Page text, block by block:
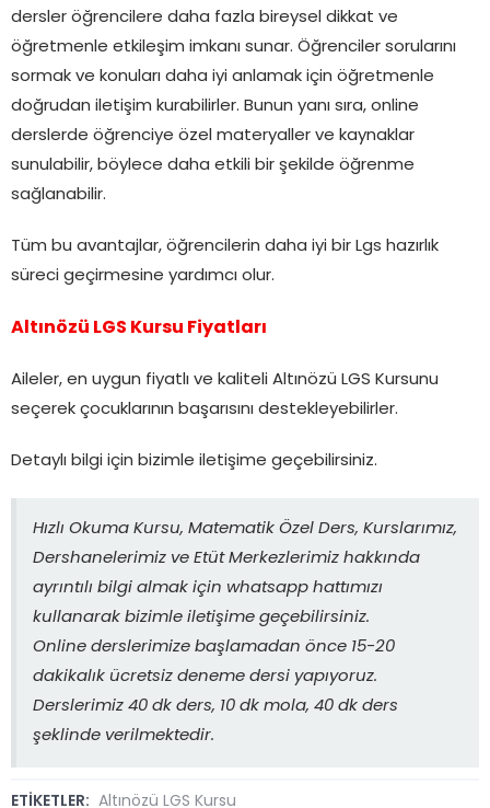
dersler öğrencilere daha fazla bireysel dikkat ve
öğretmenle etkileşim imkanı sunar. Öğrenciler sorularını
sormak ve konuları daha iyi anlamak için öğretmenle
doğrudan iletişim kurabilirler. Bunun yanı sıra, online
derslerde öğrenciye özel materyaller ve kaynaklar
sunulabilir, böylece daha etkili bir şekilde öğrenme
sağlanabilir.
Tüm bu avantajlar, öğrencilerin daha iyi bir Lgs hazırlık
süreci geçirmesine yardımcı olur.
Altınözü LGS Kursu Fiyatları
Aileler, en uygun fiyatlı ve kaliteli Altınözü LGS Kursunu
seçerek çocuklarının başarısını destekleyebilirler.
Detaylı bilgi için bizimle iletişime geçebilirsiniz.
Hızlı Okuma Kursu, Matematik Özel Ders, Kurslarımız,
Dershanelerimiz ve Etüt Merkezlerimiz hakkında
ayrıntılı bilgi almak için whatsapp hattımızı
kullanarak bizimle iletişime geçebilirsiniz.
Online derslerimize başlamadan önce 15-20
dakikalık ücretsiz deneme dersi yapıyoruz.
Derslerimiz 40 dk ders, 10 dk mola, 40 dk ders
şeklinde verilmektedir.
ETİKETLER: Altınözü LGS Kursu